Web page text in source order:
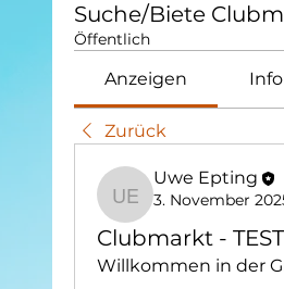
Suche/Biete
Öffentlich
Anzeigen Info
Zurück
Uwe Epting
Uwe Epting
3. November
Clubmarkt - TEST
Willkommen in der